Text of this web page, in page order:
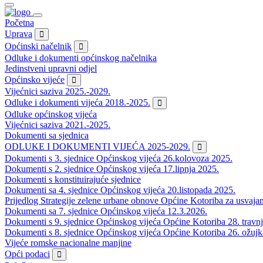
Početna
Uprava
Općinski načelnik
Odluke i dokumenti općinskog načelnika
Jedinstveni upravni odjel
Općinsko vijeće
Vijećnici saziva 2025.-2029.
Odluke i dokumenti vijeća 2018.-2025.
Odluke općinskog vijeća
Vijećnici saziva 2021.-2025.
Dokumenti sa sjednica
ODLUKE I DOKUMENTI VIJEĆA 2025-2029.
Dokumenti s 3. sjednice Općinskog vijeća 26.kolovoza 2025.
Dokumenti s 2. sjednice Općinskog vijeća 17.lipnja 2025.
Dokumenti s konstituirajuće sjednice
Dokumenti sa 4. sjednice Općinskog vijeća 20.listopada 2025.
Prijedlog Strategije zelene urbane obnove Općine Kotoriba za
Dokumenti sa 7. sjednice Općinskog vijeća 12.3.2026.
Dokumenti s 9. sjednice Općinskog vijeća Općine Kotoriba 28.
Dokumenti s 8. sjednice Općinskog vijeća Općine Kotoriba 26.
Vijeće romske nacionalne manjine
Opći podaci